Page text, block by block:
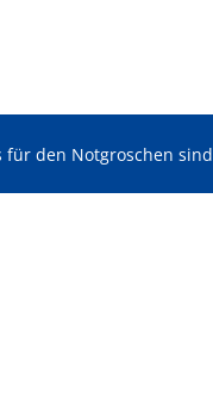
den Notgroschen sind